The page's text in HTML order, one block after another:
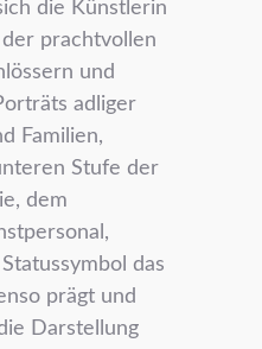
die Künstlerin
prachtvollen
und
adliger
Familien,
Stufe der
dem
das
prägt und
Darstellung